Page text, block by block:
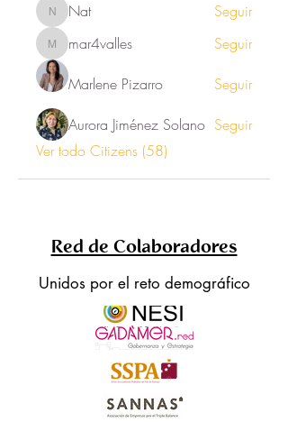
NatNat Seguir
mar4valles
mar4valles Seguir
Marlene Pizarro Seguir
Aurora Jiménez Solano Seguir
Ver todo Citizens (58)
Red de Colaboradores
Unidos por el reto demográfico